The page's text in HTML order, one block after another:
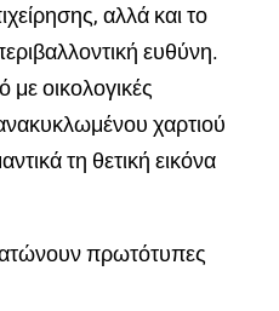
αλλά και το
ευθύνη.
οικολογικές
χαρτιού
τη θετική εικόνα
πρωτότυπες